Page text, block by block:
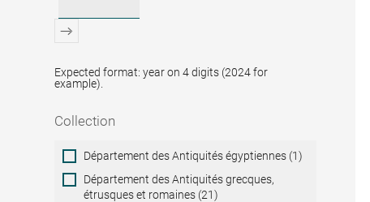
Expected format: year on 4 digits (2024 for
example).
Collection
Collection
Département des Antiquités égyptiennes (1)
Département des Antiquités grecques,
étrusques et romaines (21)